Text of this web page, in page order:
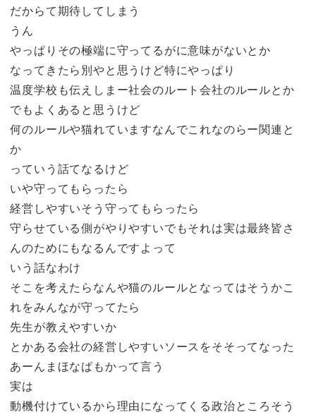
だからて期待してしまう
うん
やっぱりその極端に守ってるがに意味がないとか
なってきたら別やと思うけど特にやっぱり
温度学校も伝えしまー社会のルート会社のルールとか
でもよくあると思うけど
何のルールや猫れていますなんでこれなのらー関連と
か
っていう話てなるけど
いや守ってもらったら
経営しやすいそう守ってもらったら
守らせている側がやりやすいでもそれは実は最終皆さ
んのためにもなるんですよって
いう話なわけ
そこを考えたらなんや猫のルールとなってはそうかこ
れをみんなが守ってたら
先生が教えやすいか
とかある会社の経営しやすいソースをそそってなった
あーんまほなばもかって言う
実は
動機付けているから理由になってくる政治ところそう